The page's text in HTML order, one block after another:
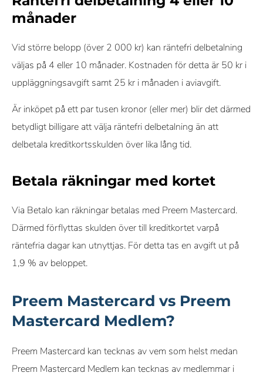
månader
Vid större belopp (över 2 000 kr) kan räntefri delbetalning
väljas på 4 eller 10 månader. Kostnaden för detta är 50 kr i
uppläggningsavgift samt 25 kr i månaden i aviavgift.
Är inköpet på ett par tusen kronor (eller mer) blir det därmed
betydligt billigare att välja räntefri delbetalning än att
delbetala kreditkortsskulden över lika lång tid.
Betala räkningar med kortet
Via Betalo kan räkningar betalas med Preem Mastercard.
Därmed förflyttas skulden över till kreditkortet varpå
räntefria dagar kan utnyttjas. För detta tas en avgift ut på
1,9 % av beloppet.
Preem Mastercard vs Preem
Mastercard Medlem?
Preem Mastercard kan tecknas av vem som helst medan
Preem Mastercard Medlem kan tecknas av medlemmar i